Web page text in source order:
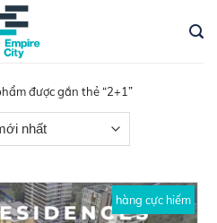
được gắn thẻ “2+1”
hàng cực hiếm